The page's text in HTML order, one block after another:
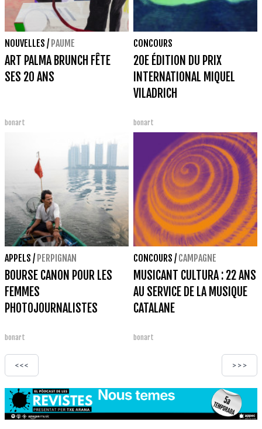
NOUVELLES / PAUME
ART PALMA BRUNCH FÊTE
SES 20 ANS
bonart
CONCOURS
20E ÉDITION DU PRIX
INTERNATIONAL MIQUEL
VILADRICH
bonart
APPELS / PERPIGNAN
BOURSE CANON POUR LES
FEMMES
PHOTOJOURNALISTES
bonart
CONCOURS / CAMPAGNE
MUSICANT CULTURA : 22 ANS
AU SERVICE DE LA MUSIQUE
CATALANE
bonart
<<< >>>